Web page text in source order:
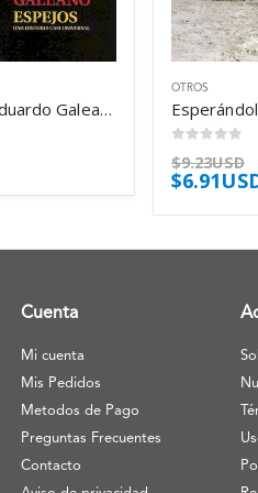
Espejos – Eduardo Galeano
OTROS
$9.23USD
$
Cuenta
Mi cuenta
Mis Pedidos
Metodos de Pago
Preguntas Frecuentes
Contacto